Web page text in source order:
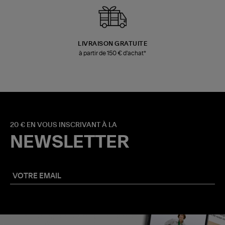
LIVRAISON GRATUITE
à partir de 150 € d'achat*
20 € EN VOUS INSCRIVANT À LA
NEWSLETTER